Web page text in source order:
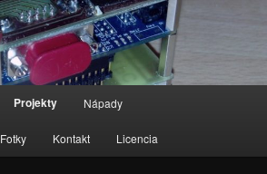
Projekty Nápady
Fotky Kontakt Licencia